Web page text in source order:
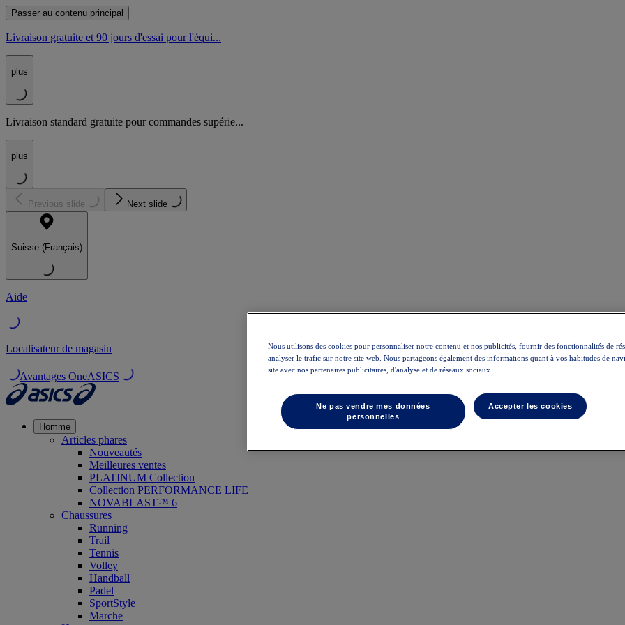
Passer au contenu principal
Livraison gratuite et 90 jours d'essai pour l'équi...
plus
Livraison standard gratuite pour commandes supérie...
plus
Previous slide Next slide
Suisse (Français)
Aide
Localisateur de magasin
Avantages OneASICS
Homme
Articles phares
Nouveautés
Meilleures ventes
PLATINUM Collection
Collection PERFORMANCE LIFE
NOVABLAST™ 6
Chaussures
Running
Trail
Tennis
Volley
Handball
Padel
SportStyle
Marche
Nous utilisons des cookies pour personnaliser notre contenu et nos publicités, fournir des fonctionnalités de
analyser le trafic sur notre site web. Nous partageons également des informations quant à vos habitudes de
site avec nos partenaires publicitaires, d'analyse et de réseaux sociaux.
Ne pas vendre mes données
personnelles
Accepter les cookies